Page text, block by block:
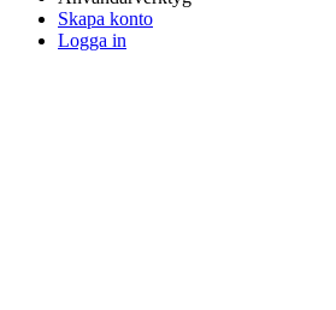
Skapa konto
Logga in